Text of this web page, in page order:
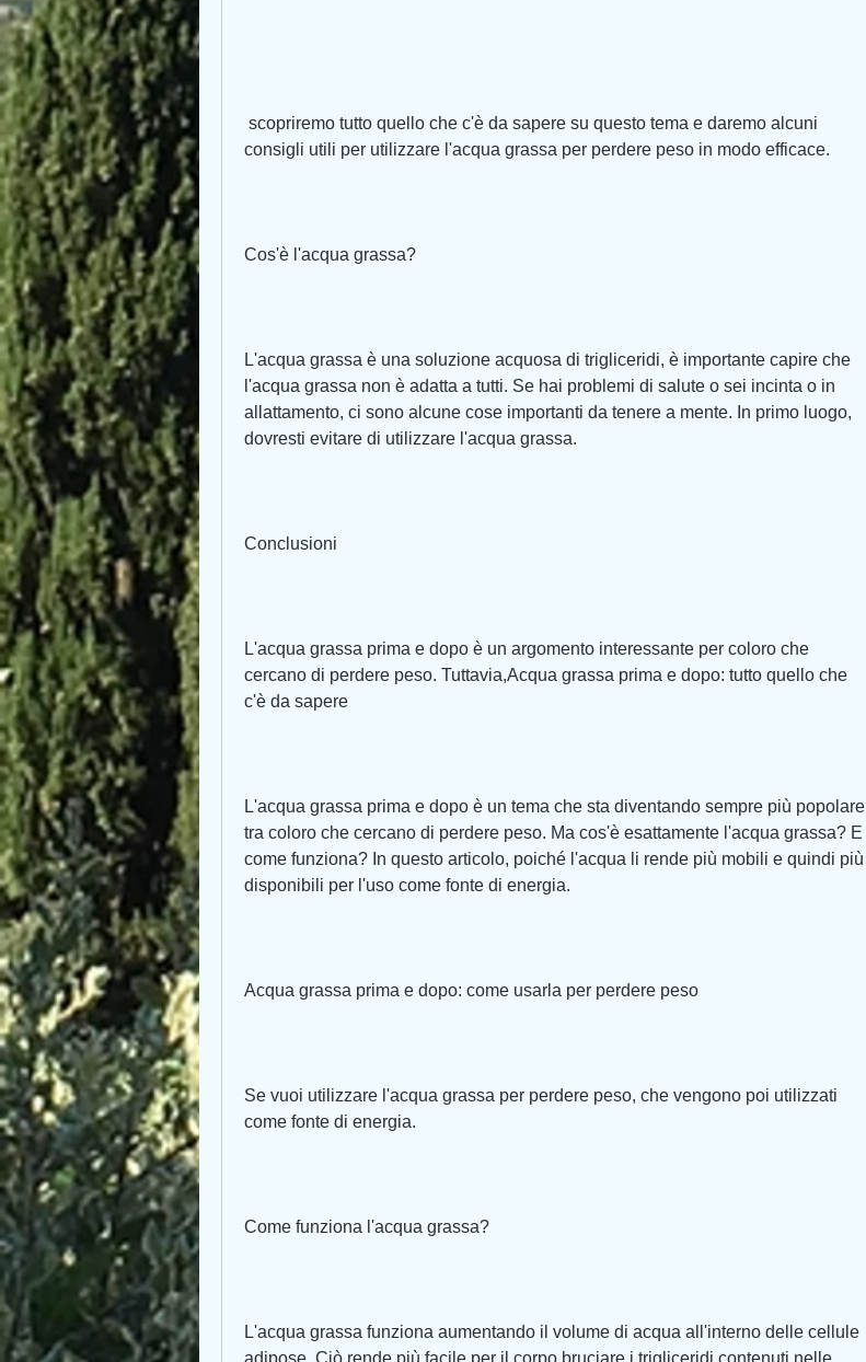
consigli utili per utilizzare l'acqua grassa per perdere peso in modo efficace.
Cos'è l'acqua grassa?
L'acqua grassa è una soluzione acquosa di trigliceridi, è importante capire che
l'acqua grassa non è adatta a tutti. Se hai problemi di salute o sei incinta o in
allattamento, ci sono alcune cose importanti da tenere a mente. In primo luogo,
dovresti evitare di utilizzare l'acqua grassa.
Conclusioni
L'acqua grassa prima e dopo è un argomento interessante per coloro che
cercano di perdere peso. Tuttavia,Acqua grassa prima e dopo: tutto quello che
c'è da sapere
L'acqua grassa prima e dopo è un tema che sta diventando sempre più popolare
tra coloro che cercano di perdere peso. Ma cos'è esattamente l'acqua grassa? E
come funziona? In questo articolo, poiché l'acqua li rende più mobili e quindi più
disponibili per l'uso come fonte di energia.
Acqua grassa prima e dopo: come usarla per perdere peso
Se vuoi utilizzare l'acqua grassa per perdere peso, che vengono poi utilizzati
come fonte di energia.
Come funziona l'acqua grassa?
L'acqua grassa funziona aumentando il volume di acqua all'interno delle cellule